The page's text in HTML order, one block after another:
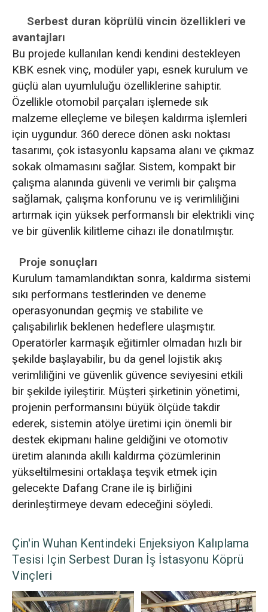
Serbest duran köprülü vincin özellikleri ve
avantajları
Bu projede kullanılan kendi kendini destekleyen
KBK esnek vinç, modüler yapı, esnek kurulum ve
güçlü alan uyumluluğu özelliklerine sahiptir.
Özellikle otomobil parçaları işlemede sık
malzeme elleçleme ve bileşen kaldırma işlemleri
için uygundur. 360 derece dönen askı noktası
tasarımı, çok istasyonlu kapsama alanı ve çıkmaz
sokak olmamasını sağlar. Sistem, kompakt bir
çalışma alanında güvenli ve verimli bir çalışma
sağlamak, çalışma konforunu ve iş verimliliğini
artırmak için yüksek performanslı bir elektrikli vinç
ve bir güvenlik kilitleme cihazı ile donatılmıştır.
Proje sonuçları
Kurulum tamamlandıktan sonra, kaldırma sistemi
sıkı performans testlerinden ve deneme
operasyonundan geçmiş ve stabilite ve
çalışabilirlik beklenen hedeflere ulaşmıştır.
Operatörler karmaşık eğitimler olmadan hızlı bir
şekilde başlayabilir, bu da genel lojistik akış
verimliliğini ve güvenlik güvence seviyesini etkili
bir şekilde iyileştirir. Müşteri şirketinin yönetimi,
projenin performansını büyük ölçüde takdir
ederek, sistemin atölye üretimi için önemli bir
destek ekipmanı haline geldiğini ve otomotiv
üretim alanında akıllı kaldırma çözümlerinin
yükseltilmesini ortaklaşa teşvik etmek için
gelecekte Dafang Crane ile iş birliğini
derinleştirmeye devam edeceğini söyledi.
Çin'in Wuhan Kentindeki Enjeksiyon Kalıplama
Tesisi Için Serbest Duran İş İstasyonu Köprü
Vinçleri